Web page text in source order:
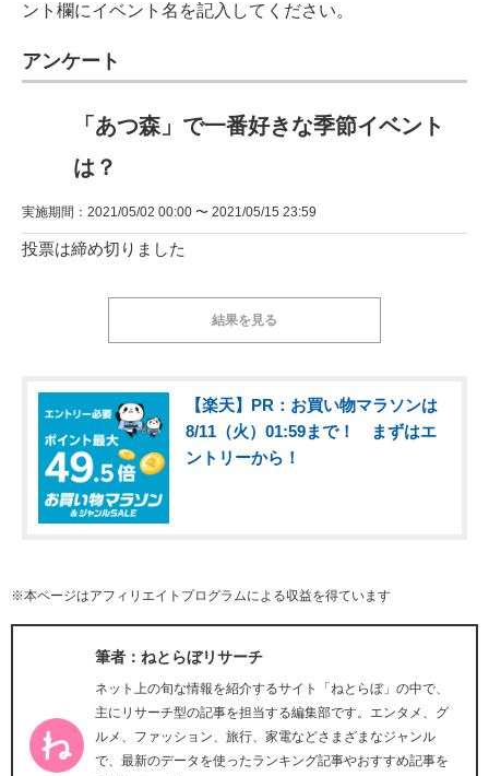
ント欄にイベント名を記入してください。
アンケート
「あつ森」で一番好きな季節イベント
は？
実施期間：2021/05/02 00:00 〜 2021/05/15 23:59
投票は締め切りました
結果を見る
【楽天】PR：お買い物マラソンは
8/11（火）01:59まで！ まずはエ
ントリーから！
※本ページはアフィリエイトプログラムによる収益を得ています
筆者：ねとらぼリサーチ
ネット上の旬な情報を紹介するサイト「ねとらぼ」の中で、
主にリサーチ型の記事を担当する編集部です。エンタメ、グ
ルメ、ファッション、旅行、家電などさまざまなジャンル
で、最新のデータを使ったランキング記事やおすすめ記事を